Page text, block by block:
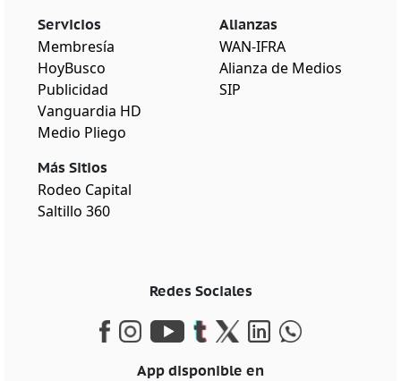
Servicios
Membresía
HoyBusco
Publicidad
Vanguardia HD
Medio Pliego
Más Sitios
Rodeo Capital
Saltillo 360
Alianzas
WAN-IFRA
Alianza de Medios
SIP
Redes Sociales
App disponible en